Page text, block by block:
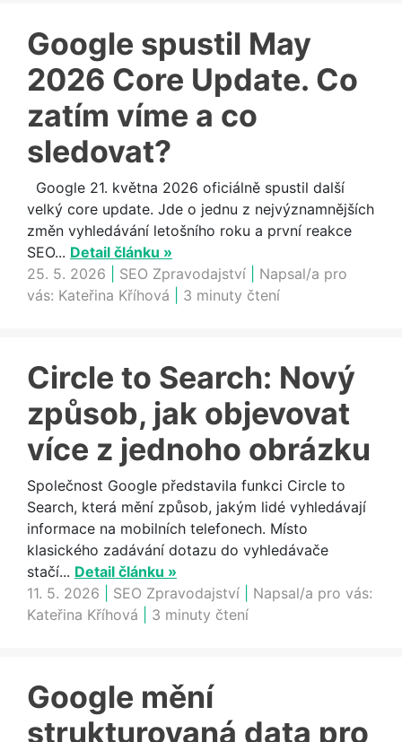
Google spustil May
2026 Core Update. Co
zatím víme a co
sledovat?
Google 21. května 2026 oficiálně spustil další
velký core update. Jde o jednu z nejvýznamnějších
změn vyhledávání letošního roku a první reakce
SEO... Detail článku »
25. 5. 2026
SEO Zpravodajství
Napsal/a pro
vás: Kateřina Kříhová 3 minuty čtení
Circle to Search: Nový
způsob, jak objevovat
více z jednoho obrázku
Společnost Google představila funkci Circle to
Search, která mění způsob, jakým lidé vyhledávají
informace na mobilních telefonech. Místo
klasického zadávání dotazu do vyhledávače
stačí... Detail článku »
11. 5. 2026
SEO Zpravodajství
Napsal/a pro vás:
Kateřina Kříhová
3 minuty čtení
Google mění
strukturovaná data pro